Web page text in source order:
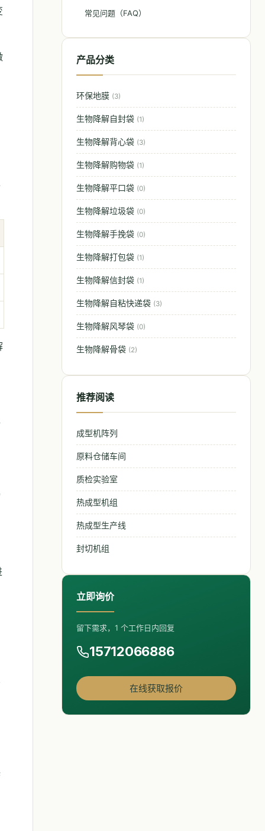
常见问题（FAQ）
产品分类
环保地膜 (3)
生物降解自封袋 (1)
生物降解背心袋 (3)
生物降解购物袋 (1)
生物降解平口袋 (0)
生物降解垃圾袋 (0)
生物降解手挽袋 (0)
生物降解打包袋 (1)
生物降解信封袋 (1)
生物降解自粘快递袋 (3)
生物降解风琴袋 (0)
生物降解骨袋 (2)
推荐阅读
成型机阵列
原料仓储车间
质检实验室
热成型机组
热成型生产线
封切机组
立即询价
留下需求，1 个工作日内回复
15712066886
在线获取报价